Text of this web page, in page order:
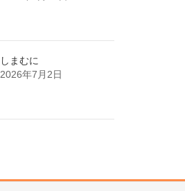
しまむに
2026年7月2日